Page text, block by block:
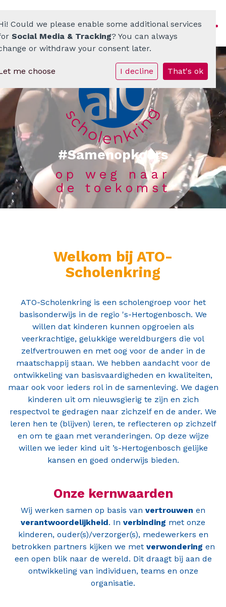
Homepage
ATO-scholenkring
Ons onderwijs
Onze scholen
Werken bij
Documenten • Praktisch
#Samenopkoers
op weg naar
de toekomst
Welkom bij ATO-
Scholenkring
ATO-Scholenkring is een scholengroep voor het
basisonderwijs in de regio 's-Hertogenbosch. We
willen dat kinderen kunnen opgroeien als
veerkrachtige, gelukkige wereldburgers die vol
zelfvertrouwen en met oog voor de ander in de
maatschappij staan. We hebben aandacht voor de
ontwikkeling van basisvaardigheden en kwaliteiten,
maar ook voor ieders rol in de samenleving. We dagen
kinderen uit om nieuwsgierig te zijn en zich
respectvol te gedragen naar zichzelf en de ander. We
leren hen te (blijven) leren, te reflecteren op zichzelf
en om te gaan met veranderingen. Op deze wijze
willen we ieder kind uit ’s-Hertogenbosch gelijke
kansen en goed onderwijs bieden.
Onze kernwaarden
Wij werken samen op basis van vertrouwen en
verantwoordelijkheid. In verbinding met onze
kinderen, ouder(s)/verzorger(s), medewerkers en
betrokken partners kijken we met verwondering en
een open blik naar de wereld. Dit draagt bij aan de
ontwikkeling van individuen, teams en onze
organisatie.
Could we please enable some additional services
Social Media & Tracking? You can always
or withdraw your consent later.
me choose I decline That's ok